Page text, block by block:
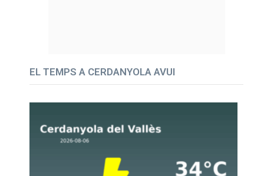
EL TEMPS A CERDANYOLA AVUI